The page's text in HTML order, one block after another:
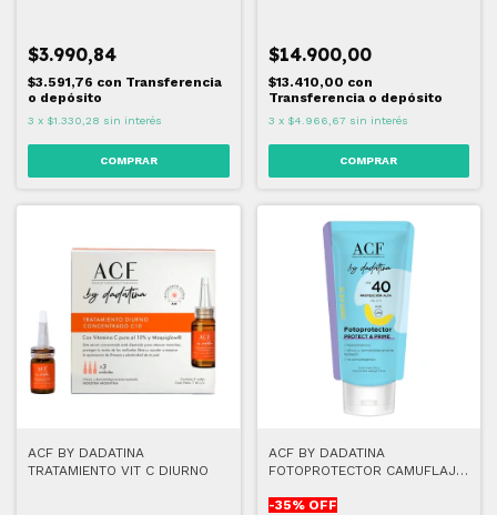
$3.990,84
$3.591,76 con Transferencia
o depósito
3 x $1.330,28 sin interés
$14.900,00
$13.410,00 con
Transferencia o depósito
3 x $4.966,67 sin interés
ACF BY DADATINA
TRATAMIENTO VIT C DIURNO
ACF BY DADATINA
FOTOPROTECTOR CAMUFLAJE
-35% OFF